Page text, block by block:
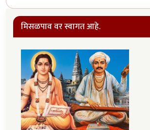
मिसळपाव वर स्वागत आहे.